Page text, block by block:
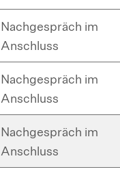
Nachgespräch im
Anschluss
Nachgespräch im
Anschluss
Nachgespräch im
Anschluss